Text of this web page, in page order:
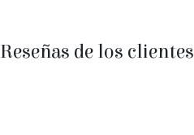
Reseñas de los clientes